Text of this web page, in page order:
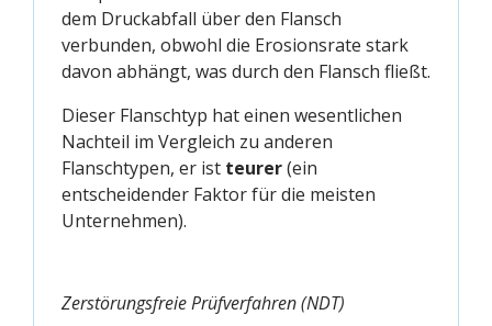
dem Druckabfall über den Flansch
verbunden, obwohl die Erosionsrate stark
davon abhängt, was durch den Flansch fließt.
Dieser Flanschtyp hat einen wesentlichen
Nachteil im Vergleich zu anderen
Flanschtypen, er ist teurer(ein
entscheidender Faktor für die meisten
Unternehmen).
Zerstörungsfreie Prüfverfahren (NDT)